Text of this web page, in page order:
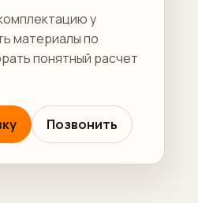
у
материалы по
понятный расчет
Позвонить